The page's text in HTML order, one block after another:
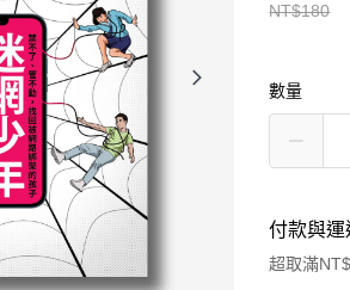
NT$180
數量
付款與運
超取滿